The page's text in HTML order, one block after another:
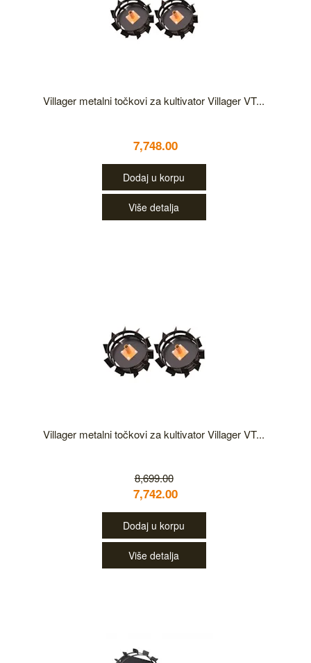
Villager metalni točkovi za kultivator Villager VT...
7,748.00
Dodaj u korpu
Više detalja
Villager metalni točkovi za kultivator Villager VT...
8,699.00
7,742.00
Dodaj u korpu
Više detalja